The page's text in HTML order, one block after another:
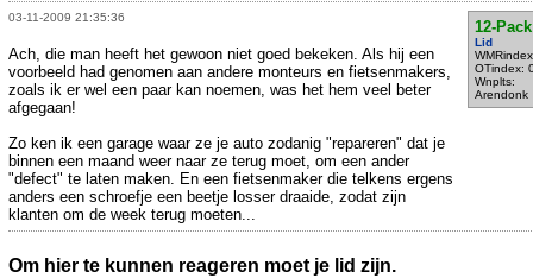
03-11-2009 21:35:36
12-Pack
Lid
OTindex:
Wnplts:
Arendonk
Ach, die man heeft het gewoon niet goed bekeken. Als hij een
voorbeeld had genomen aan andere monteurs en fietsenmakers,
zoals ik er wel een paar kan noemen, was het hem veel beter
afgegaan!
Zo ken ik een garage waar ze je auto zodanig "repareren" dat je
binnen een maand weer naar ze terug moet, om een ander
"defect" te laten maken. En een fietsenmaker die telkens ergens
anders een schroefje een beetje losser draaide, zodat zijn
klanten om de week terug moeten...
Om hier te kunnen reageren moet je lid zijn.